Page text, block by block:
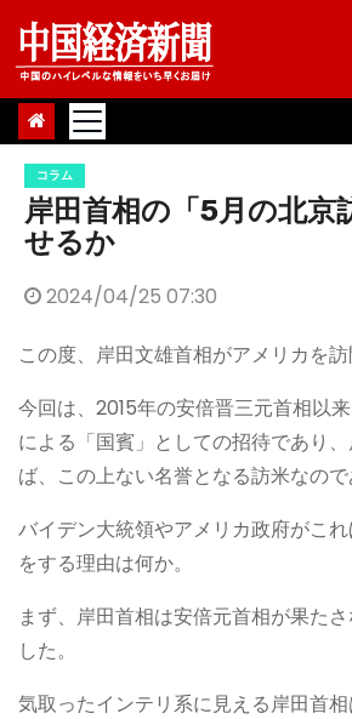
Skip
content
コラム
岸田首相の「5月の北京
せるか
2024/04/25 07:30
この度、岸田文雄首相がアメリカを訪
今回は、2015年の安倍晋三元首相以
による「国賓」としての招待であり
ば、この上ない名誉となる訪米なので
バイデン大統領やアメリカ政府がこ
をする理由は何か。
まず、岸田首相は安倍元首相が果た
した。
気取ったインテリ系に見える岸田首